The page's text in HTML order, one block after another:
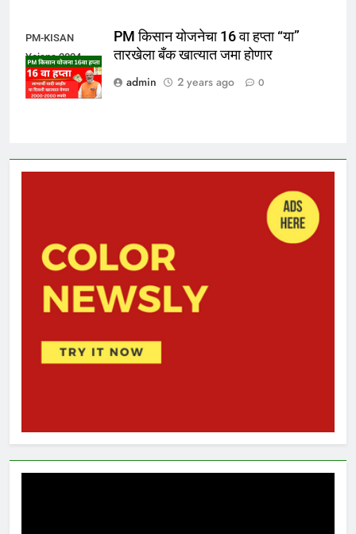
PM-KISAN
Yojana 2024
PM किसान योजनेचा 16 वा हप्ता “या”
तारखेला बँक खात्यात जमा होणार
admin
2 years ago 0